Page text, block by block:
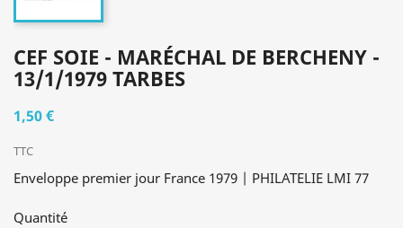
CEF SOIE - MARÉCHAL DE BERCHENY -
13/1/1979 TARBES
1,50 €
TTC
Enveloppe premier jour France 1979 | PHILATELIE LMI 77
Quantité